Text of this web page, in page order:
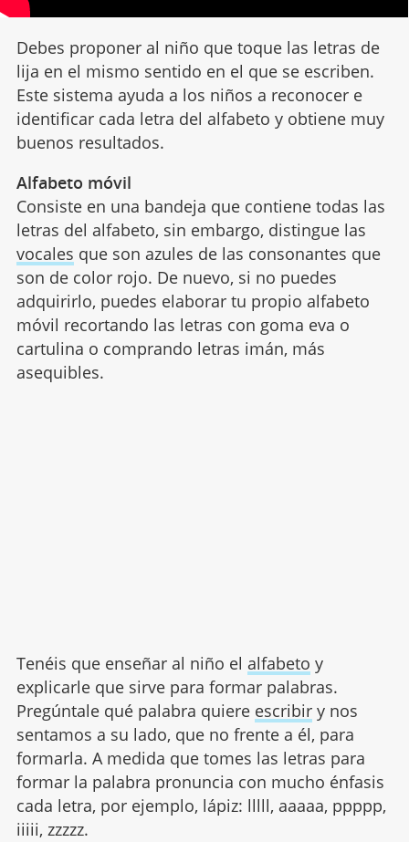
Debes proponer al niño que toque las letras de
lija en el mismo sentido en el que se escriben.
Este sistema ayuda a los niños a reconocer e
identificar cada letra del alfabeto y obtiene muy
buenos resultados.
Alfabeto móvil
Consiste en una bandeja que contiene todas las
letras del alfabeto, sin embargo, distingue las
vocales que son azules de las consonantes que
son de color rojo. De nuevo, si no puedes
adquirirlo, puedes elaborar tu propio alfabeto
móvil recortando las letras con goma eva o
cartulina o comprando letras imán, más
asequibles.
Tenéis que enseñar al niño el alfabeto y
explicarle que sirve para formar palabras.
Pregúntale qué palabra quiere escribiry nos
sentamos a su lado, que no frente a él, para
formarla. A medida que tomes las letras para
formar la palabra pronuncia con mucho énfasis
cada letra, por ejemplo, lápiz: lllll, aaaaa, ppppp,
iiiii, zzzzz.